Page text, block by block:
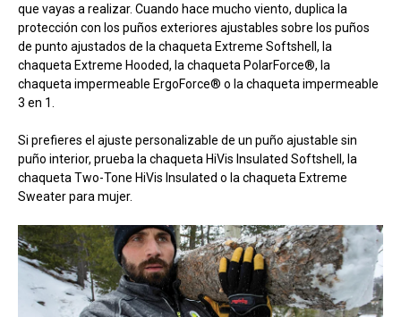
que vayas a realizar. Cuando hace mucho viento, duplica la
protección con los puños exteriores ajustables sobre los puños
de punto ajustados de la chaqueta Extreme Softshell, la
chaqueta Extreme Hooded, la chaqueta PolarForce®, la
chaqueta impermeable ErgoForce® o la chaqueta impermeable
3 en 1.
Si prefieres el ajuste personalizable de un puño ajustable sin
puño interior, prueba la chaqueta HiVis Insulated Softshell, la
chaqueta Two-Tone HiVis Insulated o la chaqueta Extreme
Sweater para mujer.